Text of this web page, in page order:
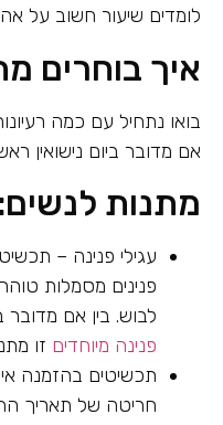
לומדים שיעור חשוב על
איך בוחרים
בואו נתחיל עם כמה
אם מדובר ביום נישואין
מתנות לנשים:
עגילי פנינה –
פנינים מסמלות
לבוש. בין אם מדובר
פנינה מיוחדים זו
תכשיטים בהזמנה
חריטה של תאריך